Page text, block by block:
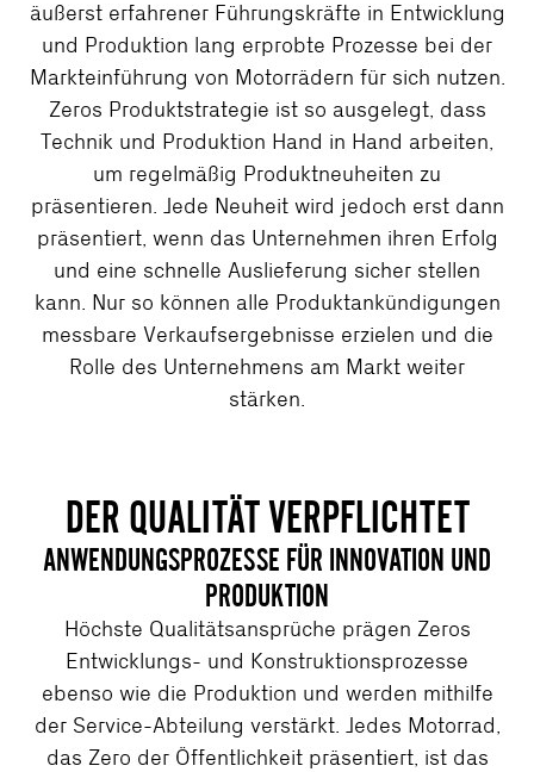
äußerst erfahrener Führungskräfte in Entwicklung
und Produktion lang erprobte Prozesse bei der
Markteinführung von Motorrädern für sich nutzen.
Zeros Produktstrategie ist so ausgelegt, dass
Technik und Produktion Hand in Hand arbeiten,
um regelmäßig Produktneuheiten zu
präsentieren. Jede Neuheit wird jedoch erst dann
präsentiert, wenn das Unternehmen ihren Erfolg
und eine schnelle Auslieferung sicher stellen
kann. Nur so können alle Produktankündigungen
messbare Verkaufsergebnisse erzielen und die
Rolle des Unternehmens am Markt weiter
stärken.
DER QUALITÄT VERPFLICHTET
ANWENDUNGSPROZESSE FÜR INNOVATION UND
PRODUKTION
Höchste Qualitätsansprüche prägen Zeros
Entwicklungs- und Konstruktionsprozesse
ebenso wie die Produktion und werden mithilfe
der Service-Abteilung verstärkt. Jedes Motorrad,
das Zero der Öffentlichkeit präsentiert, ist das